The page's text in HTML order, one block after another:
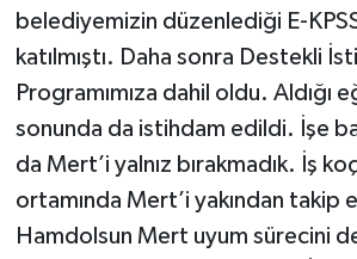
belediyemizin düzenlediği E-
katılmıştı. Daha sonra Destekli
Programımıza dahil oldu. Aldığı
sonunda da istihdam edildi. İşe
da Mert’i yalnız bırakmadık. İş
ortamında Mert’i yakından takip
Hamdolsun Mert uyum sürecini